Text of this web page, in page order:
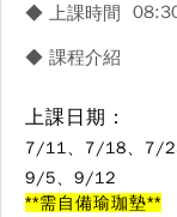
◆ 上課時間
◆ 課程介紹
上課日期：
7/11、7/18、7/
9/5、9/12
**需自備瑜珈墊**